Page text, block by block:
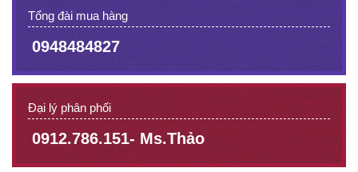
Tổng đài mua hàng
0948484827
Đại lý phân phối
0912.786.151- Ms.Thảo